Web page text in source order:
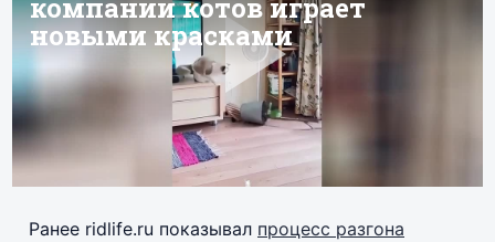
Ранее ridlife.ru показывал процесс разгона